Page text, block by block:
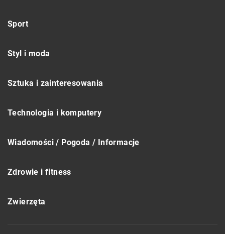
Sport
Styl i moda
Sztuka i zainteresowania
Technologia i komputery
Wiadomości / Pogoda / Informacje
Zdrowie i fitness
Zwierzęta